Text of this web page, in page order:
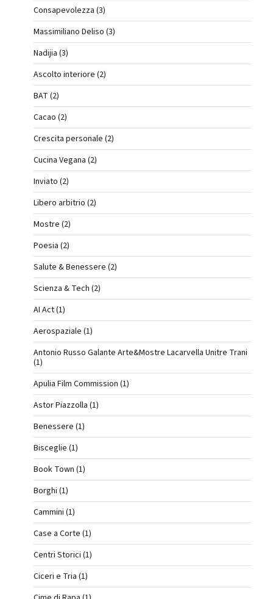
Consapevolezza (3)
Massimiliano Deliso (3)
Nadijia (3)
Ascolto interiore (2)
BAT (2)
Cacao (2)
Crescita personale (2)
Cucina Vegana (2)
Inviato (2)
Libero arbitrio (2)
Mostre (2)
Poesia (2)
Salute & Benessere (2)
Scienza & Tech (2)
AI Act (1)
Aerospaziale (1)
Antonio Russo Galante Arte&Mostre Lacarvella Unitre Trani
(1)
Apulia Film Commission (1)
Astor Piazzolla (1)
Benessere (1)
Bisceglie (1)
Book Town (1)
Borghi (1)
Cammini (1)
Case a Corte (1)
Centri Storici (1)
Ciceri e Tria (1)